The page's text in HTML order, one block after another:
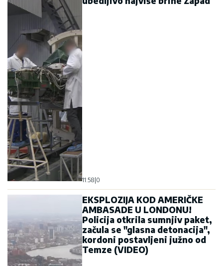
11:58|0
EKSPLOZIJA KOD AMERIČKE
AMBASADE U LONDONU!
Policija otkrila sumnjiv paket,
začula se "glasna detonacija",
kordoni postavljeni južno od
Temze (VIDEO)